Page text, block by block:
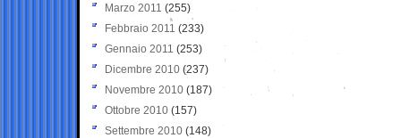
Marzo 2011 (255)
Febbraio 2011 (233)
Gennaio 2011 (253)
Dicembre 2010 (237)
Novembre 2010 (187)
Ottobre 2010 (157)
Settembre 2010 (148)